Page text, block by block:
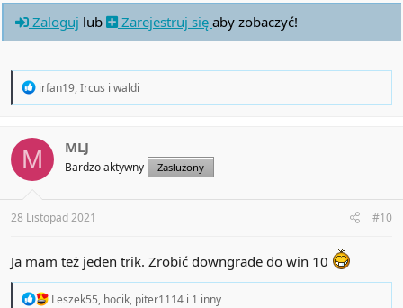
Zaloguj lub Zarejestruj się aby zobaczyć!
R
t
i
o
s
:
irfan19,Ircus i waldi
M MLJ
Bardzo aktywny Zasłużony
28 Listopad 2021 #10
Ja mam też jeden trik. Zrobić downgrade do win 10
RLeszek55, hocik, piter1114 i 1 inny